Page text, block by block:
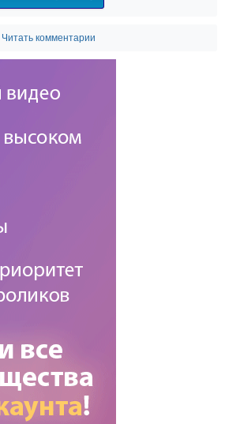
Читать комментарии